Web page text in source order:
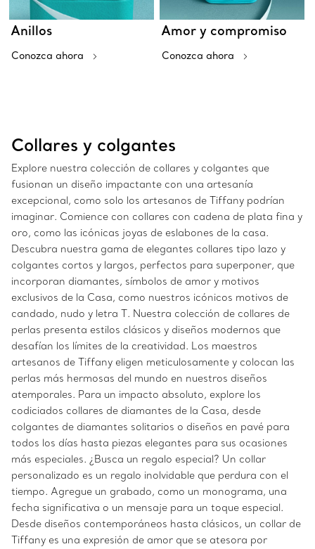
Anillos
Conozca ahora
Amor y compromiso
Conozca ahora
Collares y colgantes
Explore nuestra colección de collares y colgantes que
fusionan un diseño impactante con una artesanía
excepcional, como solo los artesanos de Tiffany podrían
imaginar. Comience con collares con cadena de plata fina y
oro, como las icónicas joyas de eslabones de la casa.
Descubra nuestra gama de elegantes collares tipo lazo y
colgantes cortos y largos, perfectos para superponer, que
incorporan diamantes, símbolos de amor y motivos
exclusivos de la Casa, como nuestros icónicos motivos de
candado, nudo y letra T. Nuestra colección de collares de
perlas presenta estilos clásicos y diseños modernos que
desafían los límites de la creatividad. Los maestros
artesanos de Tiffany eligen meticulosamente y colocan las
perlas más hermosas del mundo en nuestros diseños
atemporales. Para un impacto absoluto, explore los
codiciados collares de diamantes de la Casa, desde
colgantes de diamantes solitarios o diseños en pavé para
todos los días hasta piezas elegantes para sus ocasiones
más especiales. ¿Busca un regalo especial? Un collar
personalizado es un regalo inolvidable que perdura con el
tiempo. Agregue un grabado, como un monograma, una
fecha significativa o un mensaje para un toque especial.
Desde diseños contemporáneos hasta clásicos, un collar de
Tiffany es una expresión de amor que se atesora por